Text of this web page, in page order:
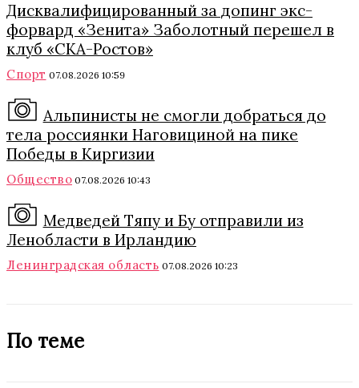
Дисквалифицированный за допинг экс-
форвард «Зенита» Заболотный перешел в
клуб «СКА-Ростов»
Спорт 07.08.2026 10:59
Альпинисты не смогли добраться до
тела россиянки Наговициной на пике
Победы в Киргизии
Общество 07.08.2026 10:43
Медведей Тяпу и Бу отправили из
Ленобласти в Ирландию
Ленинградская область 07.08.2026 10:23
По теме